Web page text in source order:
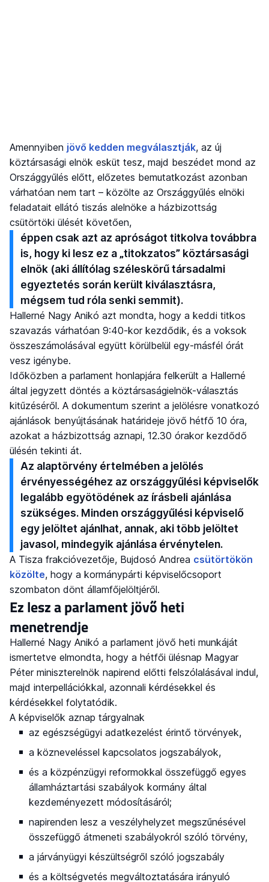
Amennyiben jövő kedden megválasztják, az új
köztársasági elnök esküt tesz, majd beszédet mond az
Országgyűlés előtt, előzetes bemutatkozást azonban
várhatóan nem tart – közölte az Országgyűlés elnöki
feladatait ellátó tiszás alelnöke a házbizottság
csütörtöki ülését követően,
éppen csak azt az apróságot titkolva továbbra
is, hogy ki lesz ez a „titokzatos” köztársasági
elnök (aki állítólag széleskörű társadalmi
egyeztetés során került kiválasztásra,
mégsem tud róla senki semmit).
Hallerné Nagy Anikó azt mondta, hogy a keddi titkos
szavazás várhatóan 9:40-kor kezdődik, és a voksok
összeszámolásával együtt körülbelül egy-másfél órát
vesz igénybe.
Időközben a parlament honlapjára felkerült a Hallerné
által jegyzett döntés a köztársaságielnök-választás
kitűzéséről. A dokumentum szerint a jelölésre vonatkozó
ajánlások benyújtásának határideje jövő hétfő 10 óra,
azokat a házbizottság aznapi, 12.30 órakor kezdődő
ülésén tekinti át.
Az alaptörvény értelmében a jelölés
érvényességéhez az országgyűlési képviselők
legalább egyötödének az írásbeli ajánlása
szükséges. Minden országgyűlési képviselő
egy jelöltet ajánlhat, annak, aki több jelöltet
javasol, mindegyik ajánlása érvénytelen.
A Tisza frakcióvezetője, Bujdosó Andrea csütörtökön
közölte, hogy a kormánypárti képviselőcsoport
szombaton dönt államfőjelöltjéről.
Ez lesz a parlament jövő heti
menetrendje
Hallerné Nagy Anikó a parlament jövő heti munkáját
ismertetve elmondta, hogy a hétfői ülésnap Magyar
Péter miniszterelnök napirend előtti felszólalásával indul,
majd interpellációkkal, azonnali kérdésekkel és
kérdésekkel folytatódik.
A képviselők aznap tárgyalnak
az egészségügyi adatkezelést érintő törvények,
a közneveléssel kapcsolatos jogszabályok,
és a közpénzügyi reformokkal összefüggő egyes
államháztartási szabályok kormány által
kezdeményezett módosításáról;
napirenden lesz a veszélyhelyzet megszűnésével
összefüggő átmeneti szabályokról szóló törvény,
a járványügyi készültségről szóló jogszabály
és a költségvetés megváltoztatására irányuló